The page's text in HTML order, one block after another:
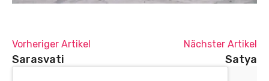
Vorheriger Artikel
Sarasvati
Nächster Artikel
Satya